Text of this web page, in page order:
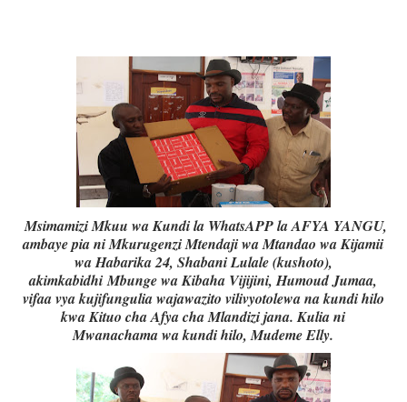
Msimamizi Mkuu wa Kundi la WhatsAPP la AFYA YANGU,
ambaye pia ni Mkurugenzi Mtendaji wa Mtandao wa Kijamii
wa Habarika 24, Shabani Lulale (kushoto),
akimkabidhiMbunge wa Kibaha Vijijini, Humoud Jumaa,
vifaa vya kujifungulia wajawazito vilivyotolewa na kundi hilo
kwa Kituo cha Afya cha Mlandizi jana. Kulia ni
Mwanachama wa kundi hilo, Mudeme Elly.